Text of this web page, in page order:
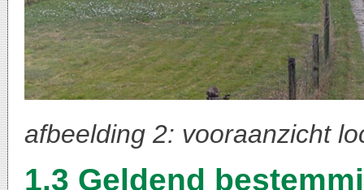
afbeelding 2: vooraanzicht
1.3 Geldend